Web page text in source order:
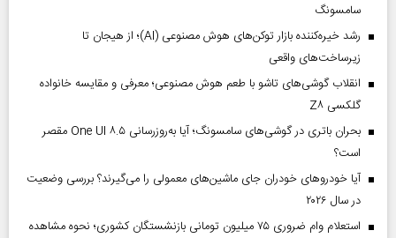
سامسونگ
رشد خیره‌کننده بازار توکن‌های هوش مصنوعی (AI)؛ از هیجان تا
زیرساخت‌های واقعی
انقلاب گوشی‌های تاشو‌ با طعم هوش مصنوعی؛ معرفی و مقایسه خانواده
گلکسی Z۸
بحران باتری در گوشی‌های سامسونگ؛ آیا به‌روزرسانی One UI ۸.۵ مقصر
است؟
آیا خودروهای خودران جای ماشین‌های معمولی را می‌گیرند؟ بررسی وضعیت
در سال ۲۰۲۶
استعلام وام ضروری ۷۵ میلیون تومانی بازنشستگان کشوری؛ نحوه مشاهده